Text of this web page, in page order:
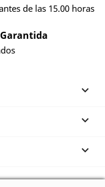
de las 15.00 horas


